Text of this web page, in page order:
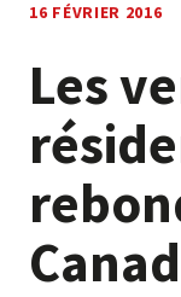
16 FÉVRIER 2016
Les